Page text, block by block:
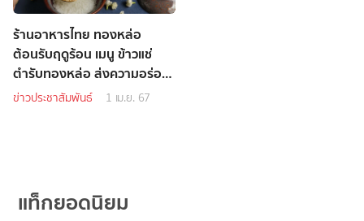
ร้านอาหารไทย ทองหล่อ
ต้อนรับฤดูร้อน เมนู ข้าวแช่
ตำรับทองหล่อ ส่งความอร่อย
ชื่นใจ ด้วยเดลิเวอรี
ข่าวประชาสัมพันธ์ 1 เม.ย. 67
แท็กยอดนิยม